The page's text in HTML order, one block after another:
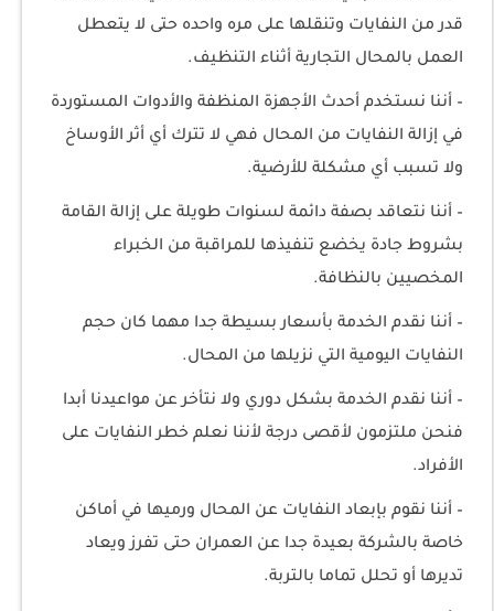
قدر من النفايات وتنقلها على مره واحده حتى لا يتعطل
العمل بالمحال التجارية أثناء التنظيف.
– أننا نستخدم أحدث الأجهزة المنظفة والأدوات المستوردة
في إزالة النفايات من المحال فهي لا تترك أي أثر الأوساخ
ولا تسبب أي مشكلة للأرضية.
– أننا نتعاقد بصفة دائمة لسنوات طويلة على إزالة القامة
بشروط جادة يخضع تنفيذها للمراقبة من الخبراء
المخصيين بالنظافة.
– أننا نقدم الخدمة بأسعار بسيطة جدا مهما كان حجم
النفايات اليومية التي نزيلها من المحال.
– أننا نقدم الخدمة بشكل دوري ولا نتأخر عن مواعيدنا أبدا
فنحن ملتزمون لأقصى درجة لأننا نعلم خطر النفايات على
الأفراد.
– أننا نقوم بإبعاد النفايات عن المحال ورميها في أماكن
خاصة بالشركة بعيدة جدا عن العمران حتى تفرز ويعاد
تديرها أو تحلل تماما بالتربة.